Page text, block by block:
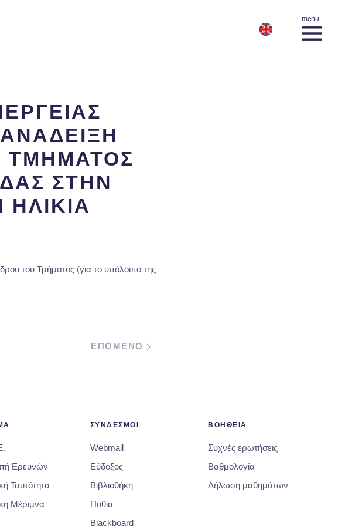
ΤΜΗΜΑΤΟΣ
ΣΤΗΝ
του Τμήματος (για το υπόλοιπο της
ΕΠΟΜΕΝΟ
Ερευνών
Ταυτότητα
Μέριμνα
ΣΥΝΔΕΣΜΟΙ
Webmail
Εύδοξος
Βιβλιοθήκη
Πυθία
Blackboard
ΒΟΗΘΕΙΑ
Συχνές ερωτήσεις
Βαθμολογία
Δήλωση μαθημάτων